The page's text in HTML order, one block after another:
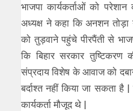
भाजपा कार्यकर्ताओं को
अध्यक्ष ने कहा कि अनशन
को तुड़वाने पहुंचे पीरपैंती से
कि बिहार सरकार
संप्रदाय विशेष के आवाज को
बर्दाश्त नहीं किया जा सकता है
कार्यकर्ता मौजूद थे |